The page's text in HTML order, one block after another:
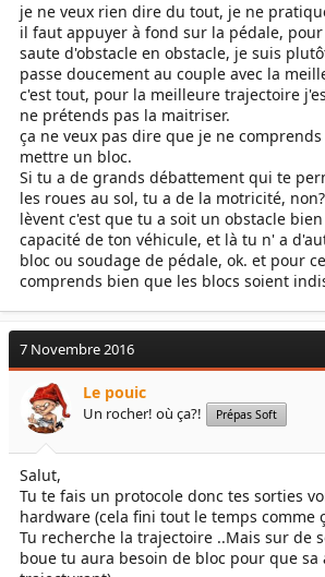
je ne veux rien dire du tout, je ne
il faut appuyer à fond sur la pédale,
saute d'obstacle en obstacle, je suis
passe doucement au couple avec la
c'est tout, pour la meilleure trajectoire
ne prétends pas la maitriser.
ça ne veux pas dire que je ne
mettre un bloc.
Si tu a de grands débattement qui te
les roues au sol, tu a de la motricité,
lèvent c'est que tu a soit un obstacle
capacité de ton véhicule, et là tu n' a
bloc ou soudage de pédale, ok. et pour
comprends bien que les blocs soient
7 Novembre 2016
Le pouic
Un rocher! où ça?! Prépas Soft
Salut,
Tu te fais un protocole donc tes sorties
hardware (cela fini tout le temps comme
Tu recherche la trajectoire ..Mais sur de
boue tu aura besoin de bloc pour que sa